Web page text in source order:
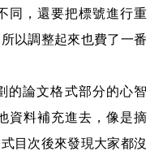
同，還要把標號進行重
以調整起來也費了一番
的論文格式部分的心智
資料補充進去，像是摘
目次後來發現大家都沒